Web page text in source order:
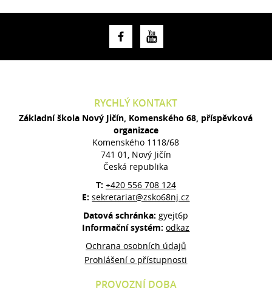
RYCHLÝ KONTAKT
Základní škola Nový Jičín, Komenského 68, příspěvková
organizace
Komenského 1118/68
741 01, Nový Jičín
Česká republika
T: +420 556 708 124
E:sekretariat@zsko68nj.cz
Datová schránka:gyejt6p
Informační systém:odkaz
Ochrana osobních údajů
Prohlášení o přístupnosti
PROVOZNÍ DOBA